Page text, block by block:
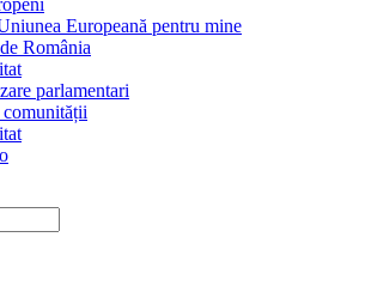
Europeană pentru mine
România
parlamentari